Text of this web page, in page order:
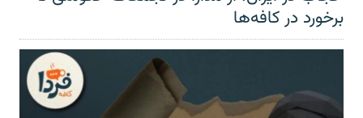
برخورد در کافه‌ها